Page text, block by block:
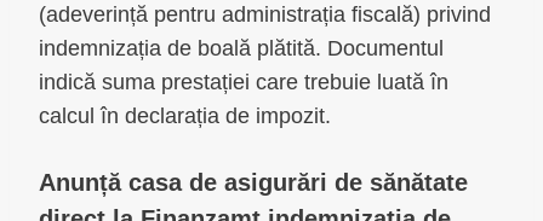
(adeverință pentru administrația fiscală) privind
indemnizația de boală plătită. Documentul
indică suma prestației care trebuie luată în
calcul în declarația de impozit.
Anunță casa de asigurări de sănătate